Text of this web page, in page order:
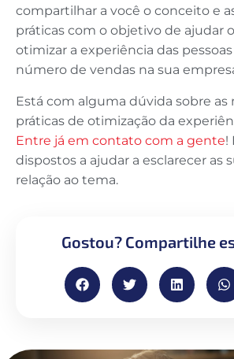
compartilhar a você o conceito e
práticas com o objetivo de ajudar
otimizar a experiência das
número de vendas na sua
Está com alguma dúvida sobre as
práticas de otimização da
Entre já em contato com a gente!
dispostos a ajudar a esclarecer as
relação ao tema.
Gostou? Compartilhe